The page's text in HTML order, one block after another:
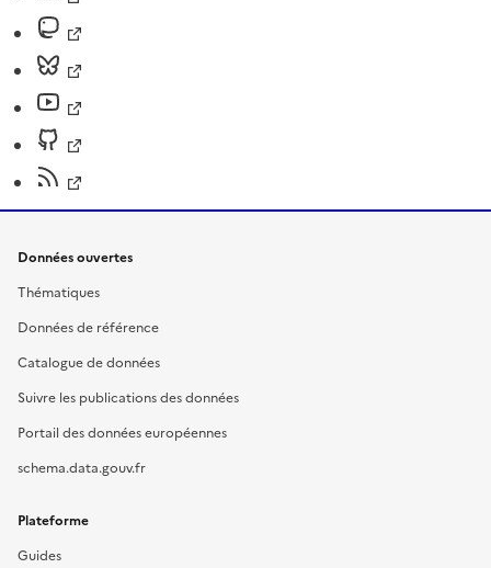
Données ouvertes
Thématiques
Données de référence
Catalogue de données
Suivre les publications des données
Portail des données européennes
schema.data.gouv.fr
Plateforme
Guides